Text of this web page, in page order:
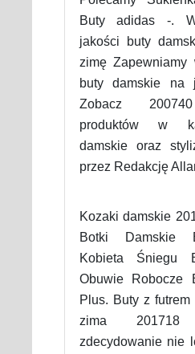
Buty adidas -.
jakości buty
zimę Zapewniamy
buty damskie na
Zobacz
produktów w
damskie oraz
przez Redakcję
Kozaki damskie
Botki Damskie
Kobieta Śniegu
Obuwie Robocze
Plus. Buty z futrem
zima
zdecydowanie nie